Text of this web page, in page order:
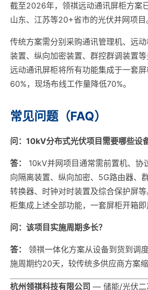
截至2026年，领祺远动通讯屏柜方案
山东、江苏等20+省市的光伏并网项目
传统方案需分别采购通讯管理机、远
装置、纵向加密装置、群控群调装置
远动通讯屏柜将所有功能集成于一套
60%，现场布线工作量降低70%。
常见问题（FAQ）
问：10kV分布式光伏项目需要哪些设
答：
10kV并网项目通常需前置机、协
向隔离装置、纵向加密、5G路由器、
转换器、时钟对时装置及综合保护屏
柜集成上述全部功能，一套屏柜开箱即
问：该项目实施周期多长？
答：
领祺一体化方案从设备到货到调
施周期约20天，较传统多供应商方案缩
杭州领祺科技有限公司 — 储能/光伏二